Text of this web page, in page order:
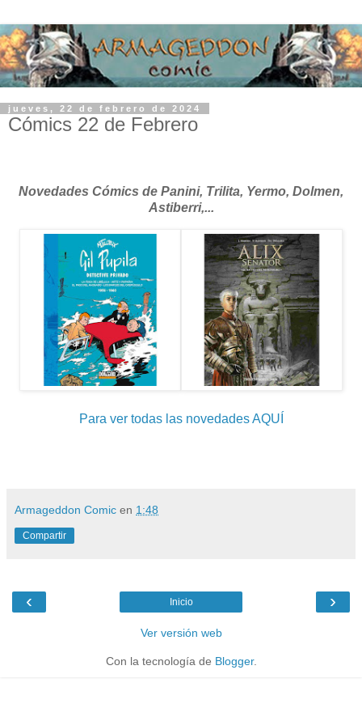
jueves, 22 de febrero de 2024
Cómics 22 de Febrero
Novedades Cómics de Panini, Trilita, Yermo, Dolmen,
Astiberri,...
Para ver todas las novedades AQUÍ
Armageddon Comic en 1:48
Compartir
‹ ›
Inicio
Ver versión web
Con la tecnología de Blogger.